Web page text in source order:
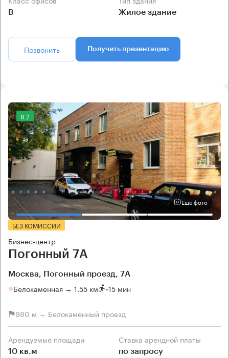
B Жилое здание
Позвонить Получить презентацию
8.2
Еще фото
БЕЗ КОМИССИИ
Бизнес-центр
Погонный 7А
Москва, Погонный проезд, 7А
Белокаменная → 1.55 км ~15 мин
980 м → Белокаменный проезд
Арендуемые площади
10 кв.м
Ставка арендной платы
по запросу